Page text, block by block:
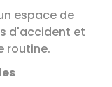
espace de
d'accident et
routine.